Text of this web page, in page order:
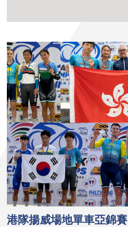
港隊揚威場地單車亞錦賽